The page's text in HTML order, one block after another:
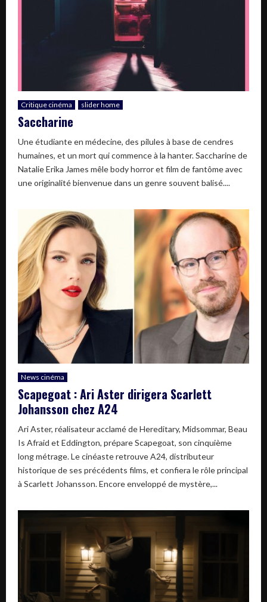
Critique cinéma slider home
Saccharine
Une étudiante en médecine, des pilules à base de cendres
humaines, et un mort qui commence à la hanter. Saccharine de
Natalie Erika James mêle body horror et film de fantôme avec
une originalité bienvenue dans un genre souvent balisé....
News cinéma
Scapegoat : Ari Aster dirigera Scarlett
Johansson chez A24
Ari Aster, réalisateur acclamé de Hereditary, Midsommar, Beau
Is Afraid et Eddington, prépare Scapegoat, son cinquième
long métrage. Le cinéaste retrouve A24, distributeur
historique de ses précédents films, et confiera le rôle principal
à Scarlett Johansson. Encore enveloppé de mystère,...